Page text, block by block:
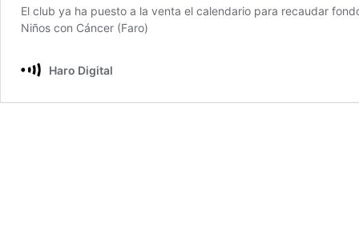
El club ya ha puesto a la venta el calendario para recaudar
Niños con Cáncer (Faro)
Haro Digital